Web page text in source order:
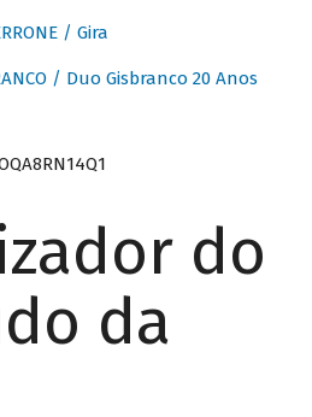
/ Gira
/ Duo Gisbranco 20 Anos
do
da